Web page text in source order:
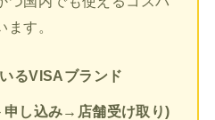
す。
るVISAブランド
申し込み→店舗受け取り)